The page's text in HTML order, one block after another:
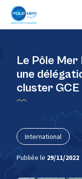
Le Pôle
une
cluster GCE
International
Publiée le 29/11/2022
Panneau de gestion des